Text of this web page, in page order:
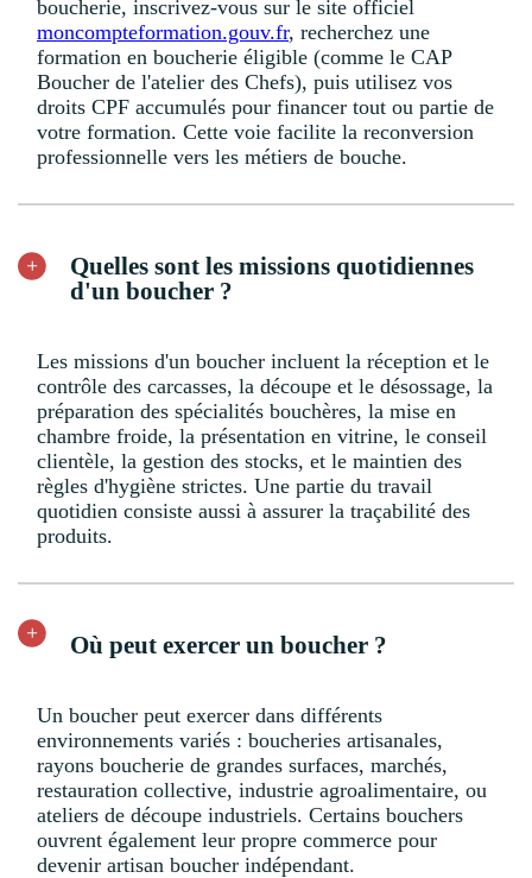
boucherie, inscrivez-vous sur le site officiel
moncompteformation.gouv.fr, recherchez une
formation en boucherie éligible (comme le CAP
Boucher de l'atelier des Chefs), puis utilisez vos
droits CPF accumulés pour financer tout ou partie de
votre formation. Cette voie facilite la reconversion
professionnelle vers les métiers de bouche.
Quelles sont les missions quotidiennes
d'un boucher ?
Les missions d'un boucher incluent la réception et le
contrôle des carcasses, la découpe et le désossage, la
préparation des spécialités bouchères, la mise en
chambre froide, la présentation en vitrine, le conseil
clientèle, la gestion des stocks, et le maintien des
règles d'hygiène strictes. Une partie du travail
quotidien consiste aussi à assurer la traçabilité des
produits.
Où peut exercer un boucher ?
Un boucher peut exercer dans différents
environnements variés : boucheries artisanales,
rayons boucherie de grandes surfaces, marchés,
restauration collective, industrie agroalimentaire, ou
ateliers de découpe industriels. Certains bouchers
ouvrent également leur propre commerce pour
devenir artisan boucher indépendant.